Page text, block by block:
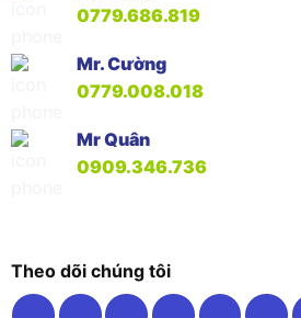
0779.686.819
Mr. Cường
0779.008.018
Mr Quân
0909.346.736
Theo dõi chúng tôi